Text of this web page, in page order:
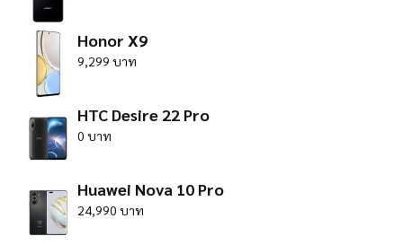
Honor X9
9,299 บาท
HTC Desire 22 Pro
0 บาท
Huawei Nova 10 Pro
24,990 บาท